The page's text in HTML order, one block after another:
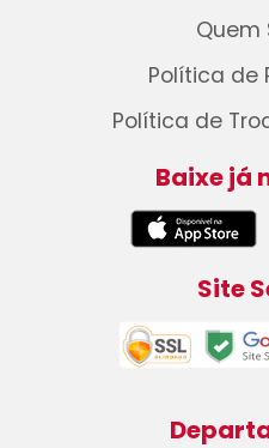
Quem
Política de
Política de
Baixe já
Site